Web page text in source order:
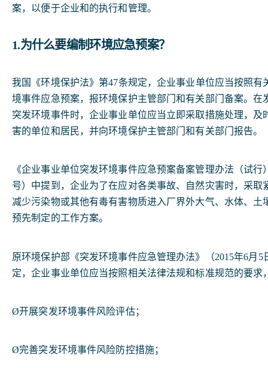
案，以便于企业和的执行和管理。
1.为什么要编制环境应急预案？
我国《环境保护法》第47条规定，企业事业单位应当按照有
境事件应急预案，报环境保护主管部门和有关部门备案。在
突发环境事件时，企业事业单位应当立即采取措施处理，及
害的单位和居民，并向环境保护主管部门和有关部门报告。
《企业事业单位突发环境事件应急预案备案管理办法（试行
号）中提到，企业为了在应对各类事故、自然灾害时，采取
减少污染物或其他有毒有害物质进入厂界外大气、水体、土
预先制定的工作方案。
原环境保护部《突发环境事件应急管理办法》（2015年6月5
定，企业事业单位应当按照相关法律法规和标准规范的要求
Ø开展突发环境事件风险评估；
Ø完善突发环境事件风险防控措施；